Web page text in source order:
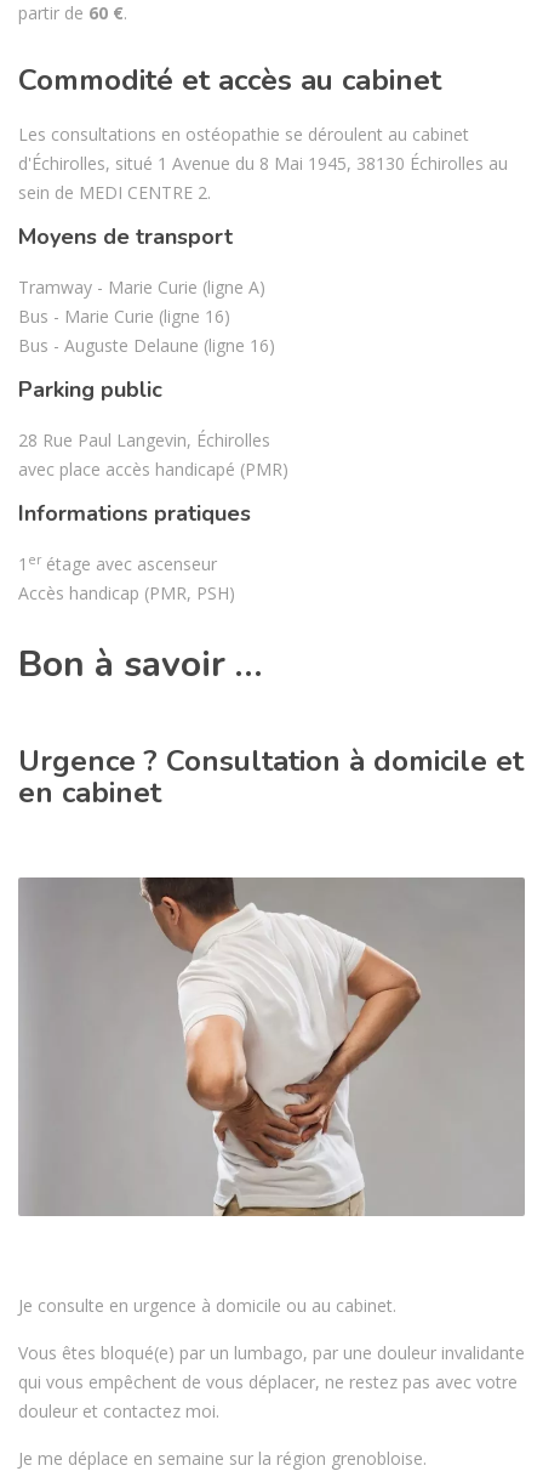
partir de 60 €.
Commodité et accès au cabinet
Les consultations en ostéopathie se déroulent au cabinet
d'Échirolles, situé 1 Avenue du 8 Mai 1945, 38130 Échirolles au
sein de MEDI CENTRE 2.
Moyens de transport
Tramway - Marie Curie (ligne A)
Bus - Marie Curie (ligne 16)
Bus - Auguste Delaune (ligne 16)
Parking public
28 Rue Paul Langevin, Échirolles
avec place accès handicapé (PMR)
Informations pratiques
1 er étage avec ascenseur
Accès handicap (PMR, PSH)
Bon à savoir …
Urgence ? Consultation à domicile et
en cabinet
Je consulte en urgence à domicile ou au cabinet.
Vous êtes bloqué(e) par un lumbago, par une douleur invalidante
qui vous empêchent de vous déplacer, ne restez pas avec votre
douleur et contactez moi.
Je me déplace en semaine sur la région grenobloise.